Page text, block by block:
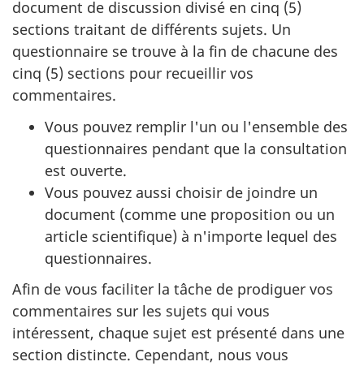
document de discussion divisé en cinq (5)
sections traitant de différents sujets. Un
questionnaire se trouve à la fin de chacune des
cinq (5) sections pour recueillir vos
commentaires.
Vous pouvez remplir l'un ou l'ensemble des
questionnaires pendant que la consultation
est ouverte.
Vous pouvez aussi choisir de joindre un
document (comme une proposition ou un
article scientifique) à n'importe lequel des
questionnaires.
Afin de vous faciliter la tâche de prodiguer vos
commentaires sur les sujets qui vous
intéressent, chaque sujet est présenté dans une
section distincte. Cependant, nous vous